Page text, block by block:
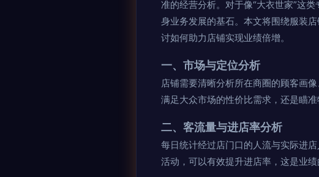
准的经营分析。对于像“大衣世家”这
身业务发展的基石。本文将围绕服装
讨如何助力店铺实现业绩倍增。
一、市场与定位分析
店铺需要清晰分析所在商圈的顾客画
满足大众市场的性价比需求，还是瞄
二、客流量与进店率分析
每日统计经过店门口的人流与实际进
活动，可以有效提升进店率，这是业绩